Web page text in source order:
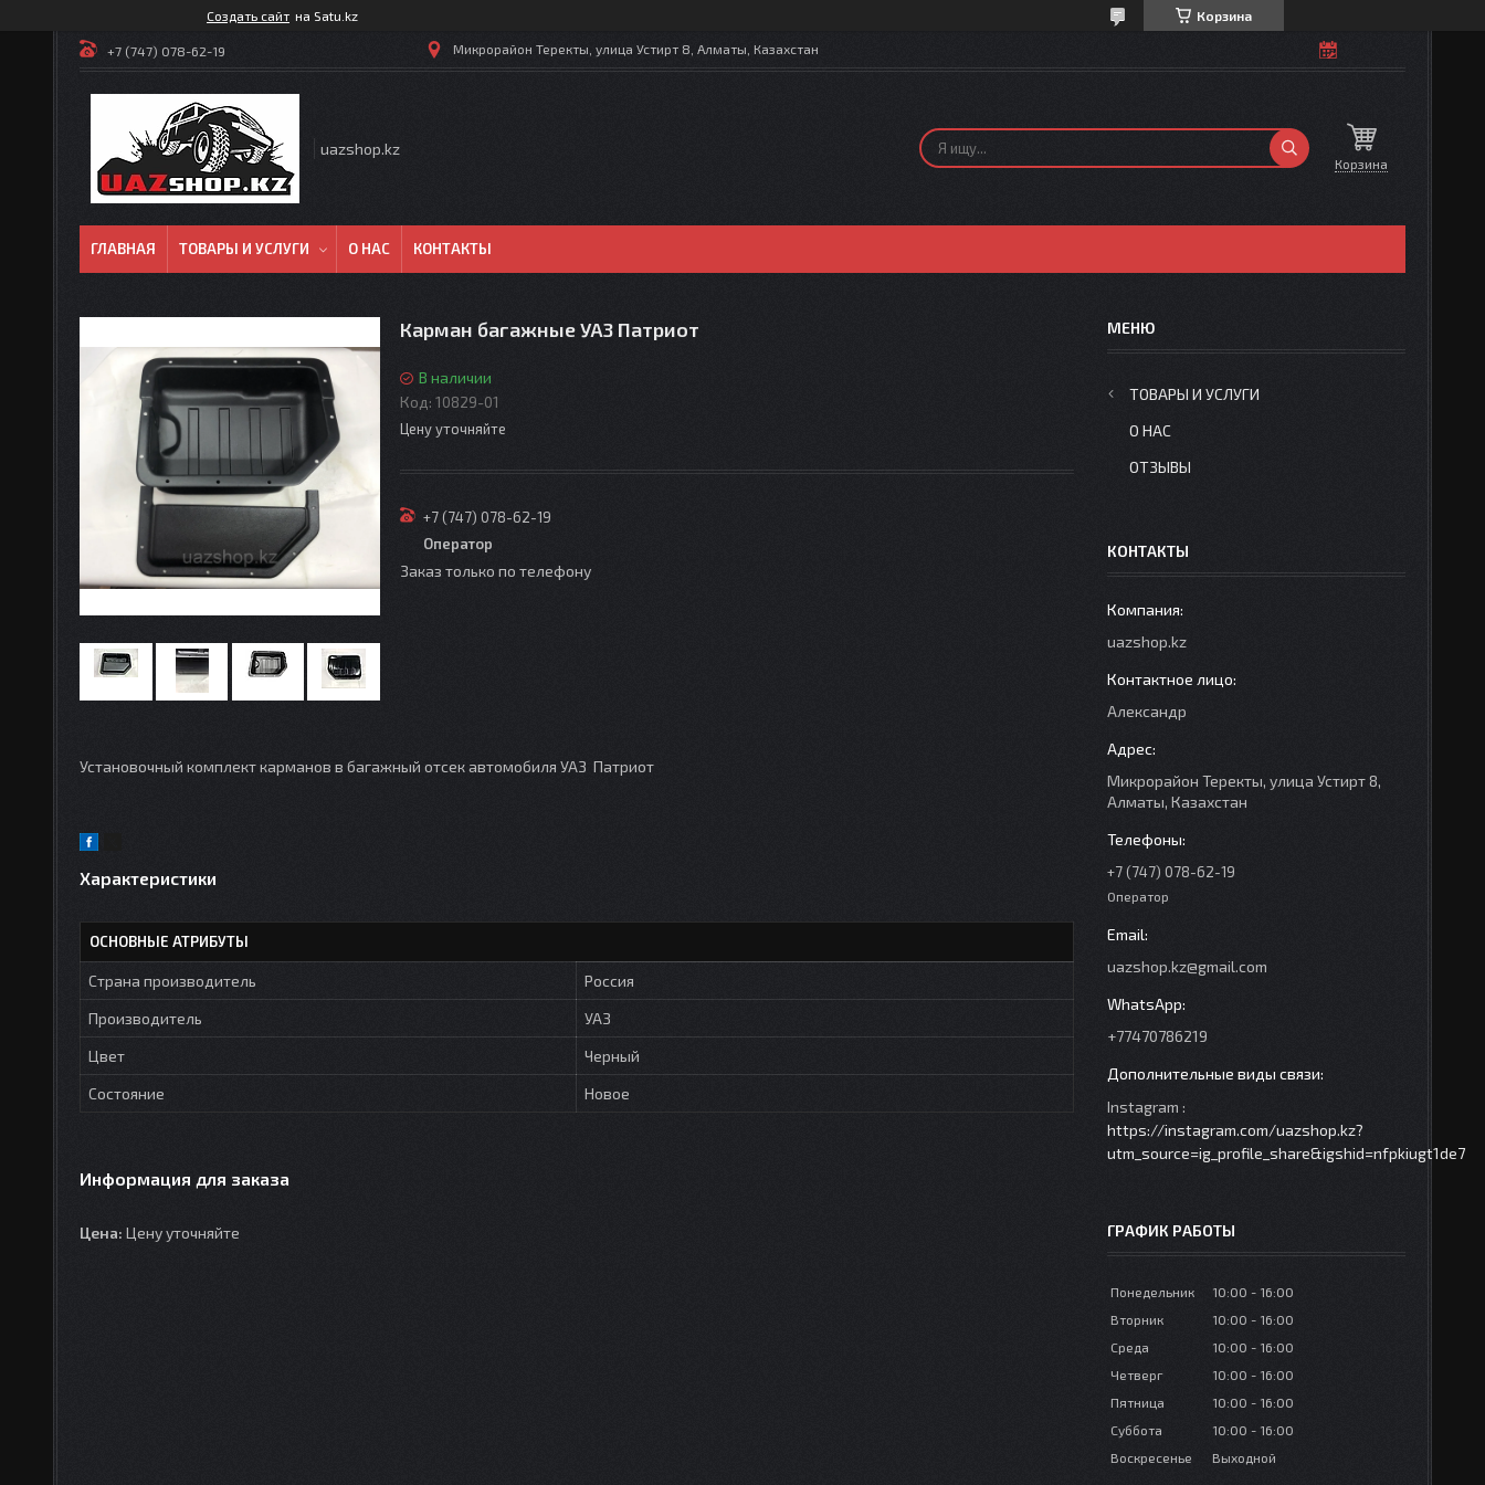
Создать сайт на Satu.kz Корзина
+7 (747) 078-62-19 Микрорайон Теректы, улица Устирт 8, Алматы, Казахстан
uazshop.kz
Корзина
ГЛАВНАЯ ТОВАРЫ И УСЛУГИ О НАС КОНТАКТЫ
Карман багажные УАЗ Патриот
В наличии
Код: 10829-01
Цену уточняйте
+7 (747) 078-62-19
Оператор
Заказ только по телефону
Установочный комплект карманов в багажный отсек автомобиля УАЗ Патриот
Характеристики
ОСНОВНЫЕ АТРИБУТЫ
Страна производитель
Россия
Производитель
УАЗ
Цвет
Черный
Состояние
Новое
Информация для заказа
Цена: Цену уточняйте
ТОВАРЫ И УСЛУГИ
О НАС
ОТЗЫВЫ
КОНТАКТЫ
uazshop.kz
Александр
Микрорайон Теректы, улица Устирт 8,
Алматы, Казахстан
+7 (747) 078-62-19
Оператор
uazshop.kz@gmail.com
+77470786219
Instagram
https://instagram.com/uazshop.kz?
utm_source=ig_profile_share&igshid=nfpkiugt1de7
ГРАФИК РАБОТЫ
Понедельник 10:00
16:00
Вторник
10:00
16:00
Среда
10:00
16:00
Четверг
10:00
16:00
Пятница
10:00
16:00
Суббота
10:00
16:00
Воскресенье
Выходной